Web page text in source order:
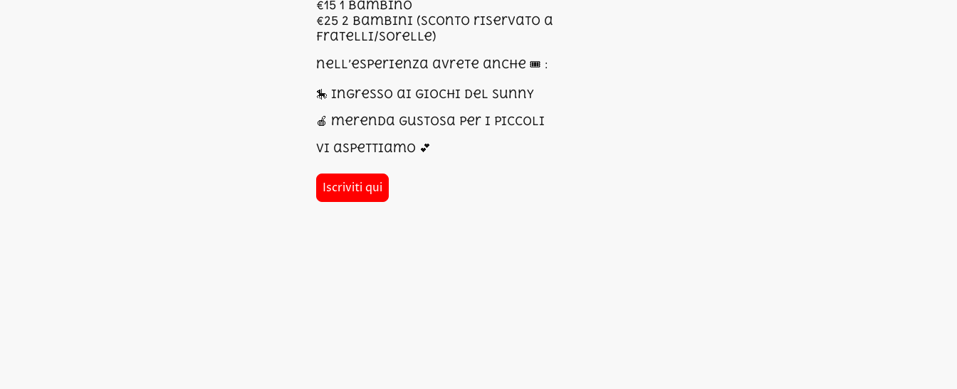
€15 1 bambino
€25 2 bambini (sconto riservato a
fratelli/sorelle)
nell’esperienza avrete anche 🎟 :
🎠 ingresso ai giochi del Sunny
🍎 merenda gustosa per i piccoli
Vi aspettiamo 💕
Iscriviti qui